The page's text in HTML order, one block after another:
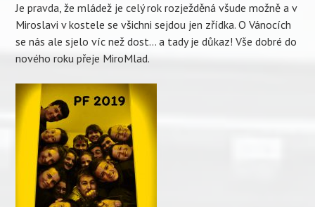
Je pravda, že mládež je celý rok rozježděná všude možně a v
Miroslavi v kostele se všichni sejdou jen zřídka. O Vánocích
se nás ale sjelo víc než dost… a tady je důkaz! Vše dobré do
nového roku přeje MiroMlad.